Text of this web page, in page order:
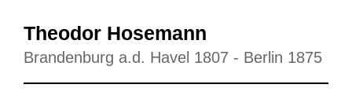
Theodor Hosemann
Brandenburg a.d. Havel 1807 - Berlin 1875